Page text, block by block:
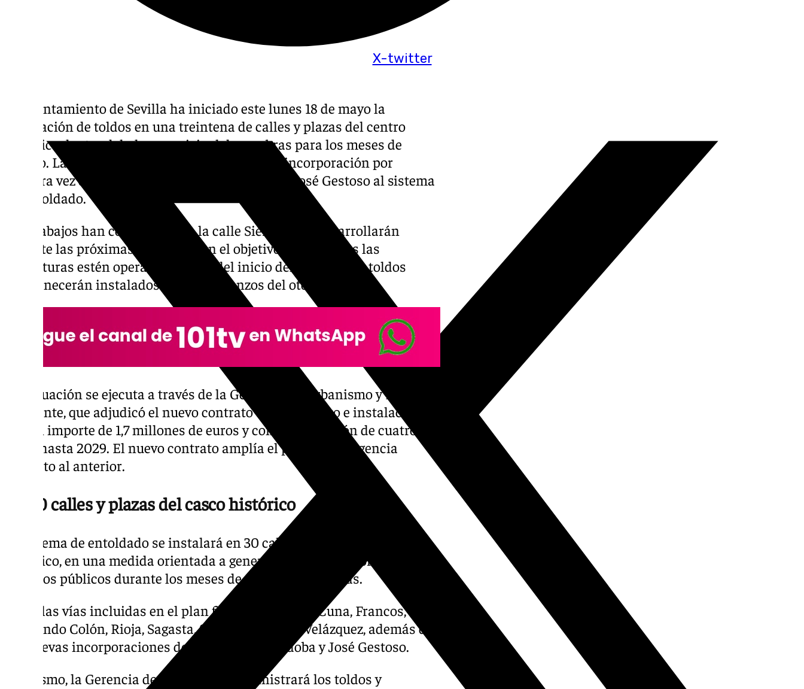
X-twitter
El Ayuntamiento de Sevilla ha iniciado este lunes 18 de mayo la
instalación de toldos en una treintena de calles y plazas del centro
histórico dentro del plan municipal de sombras para los meses de
verano. La principal novedad de este año es la incorporación por
primera vez de las calles Alfonso XII, Córdoba y José Gestoso al sistema
de entoldado.
Los trabajos han comenzado en la calle Sierpes y se desarrollarán
durante las próximas semanas con el objetivo de que todas las
estructuras estén operativas antes del inicio del verano. Los toldos
permanecerán instalados hasta comienzos del otoño.
La actuación se ejecuta a través de la Gerencia de Urbanismo y Medio
Ambiente, que adjudicó el nuevo contrato de suministro e instalación
por un importe de 1,7 millones de euros y con una duración de cuatro
años, hasta 2029. El nuevo contrato amplía el periodo de vigencia
respecto al anterior.
En 30 calles y plazas del casco histórico
El sistema de entoldado se instalará en 30 calles y plazas del casco
histórico, en una medida orientada a generar zonas de sombra en
espacios públicos durante los meses de altas temperaturas.
Entre las vías incluidas en el plan figuran Albareda, Cuna, Francos,
Hernando Colón, Rioja, Sagasta, Sierpes, Tetuán y Velázquez, además de
las nuevas incorporaciones de Alfonso XII, Córdoba y José Gestoso.
Asimismo, la Gerencia de Urbanismo suministrará los toldos y